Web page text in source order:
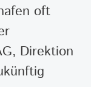
oft
Direktion